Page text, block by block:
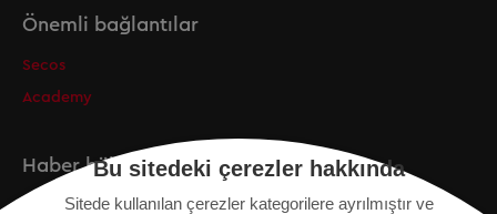
Önemli bağlantılar
Secos
Academy
Haber bülteniBu sitedeki çerezler hakkında
Sitede kullanılan çerezler kategorilere ayrılmıştır ve